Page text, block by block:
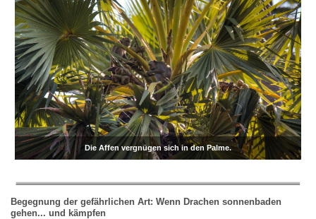
Die Affen vergnügen sich in den Palme.
Begegnung der gefährlichen Art: Wenn Drachen sonnenbaden
gehen... und kämpfen